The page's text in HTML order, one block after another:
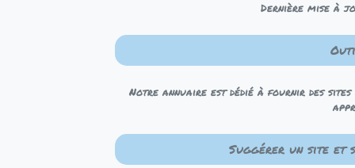
Dernière mise à
Notre annuaire est dédié à fournir des
Suggérer un site et